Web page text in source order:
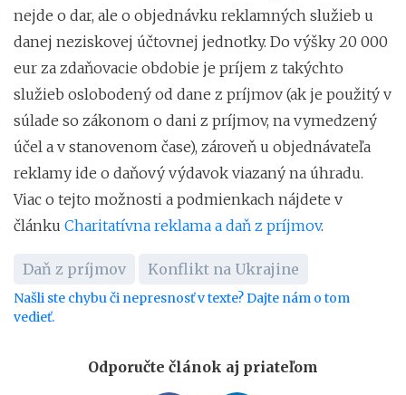
nejde o dar, ale o objednávku reklamných služieb u
danej neziskovej účtovnej jednotky. Do výšky 20 000
eur za zdaňovacie obdobie je príjem z takýchto
služieb oslobodený od dane z príjmov (ak je použitý v
súlade so zákonom o dani z príjmov, na vymedzený
účel a v stanovenom čase), zároveň u objednávateľa
reklamy ide o daňový výdavok viazaný na úhradu.
Viac o tejto možnosti a podmienkach nájdete v
článku Charitatívna reklama a daň z príjmov.
Daň z príjmov Konflikt na Ukrajine
Našli ste chybu či nepresnosť v texte? Dajte nám o tom
vedieť.
Odporučte článok aj priateľom